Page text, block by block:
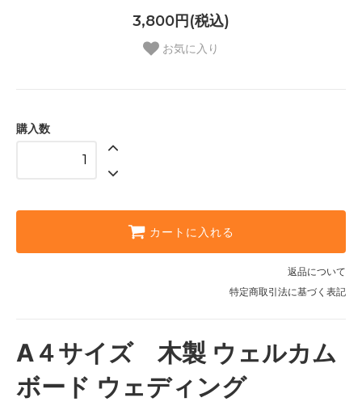
3,800円(税込)
お気に入り
購入数
カートに入れる
返品について
特定商取引法に基づく表記
A４サイズ 木製 ウェルカム
ボード ウェディング